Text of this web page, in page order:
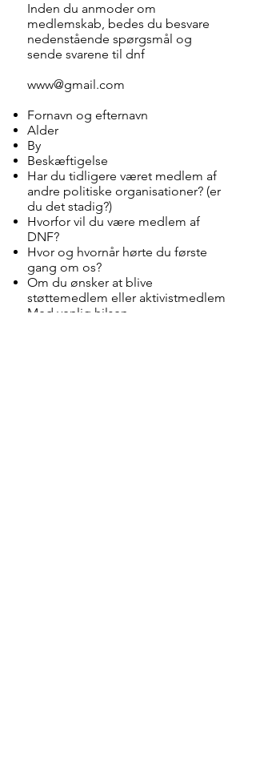
Inden du anmoder om
medlemskab, bedes du besvare
nedenstående spørgsmål og
sende svarene til dnf
www@gmail.com
Fornavn og efternavn
Alder
By
Beskæftigelse
Har du tidligere været medlem af
andre politiske organisationer? (er
du det stadig?)
Hvorfor vil du være medlem af
DNF?
Hvor og hvornår hørte du første
gang om os?
Om du ønsker at blive
støttemedlem eller aktivistmedlem
Med venlig hilsen